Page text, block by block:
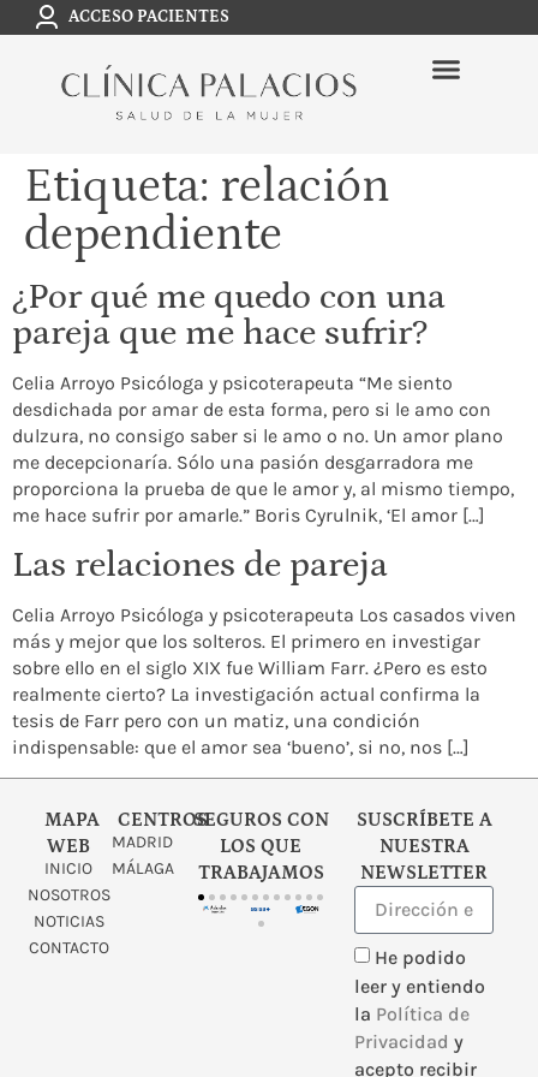
ACCESO PACIENTES
Etiqueta: relación
dependiente
¿Por qué me quedo con una
pareja que me hace sufrir?
Celia Arroyo Psicóloga y psicoterapeuta “Me siento
desdichada por amar de esta forma, pero si le amo con
dulzura, no consigo saber si le amo o no. Un amor plano
me decepcionaría. Sólo una pasión desgarradora me
proporciona la prueba de que le amor y, al mismo tiempo,
me hace sufrir por amarle.” Boris Cyrulnik, ‘El amor […]
Las relaciones de pareja
Celia Arroyo Psicóloga y psicoterapeuta Los casados viven
más y mejor que los solteros. El primero en investigar
sobre ello en el siglo XIX fue William Farr. ¿Pero es esto
realmente cierto? La investigación actual confirma la
tesis de Farr pero con un matiz, una condición
indispensable: que el amor sea ‘bueno’, si no, nos […]
MAPA
WEB
INICIO
NOSOTROS
NOTICIAS
CONTACTO
CENTROS
MADRID
MÁLAGA
SEGUROS CON
LOS QUE
TRABAJAMOS
SUSCRÍBETE A
NUESTRA
NEWSLETTER
He podido
leer y entiendo
la Política de
Privacidad y
acepto recibir